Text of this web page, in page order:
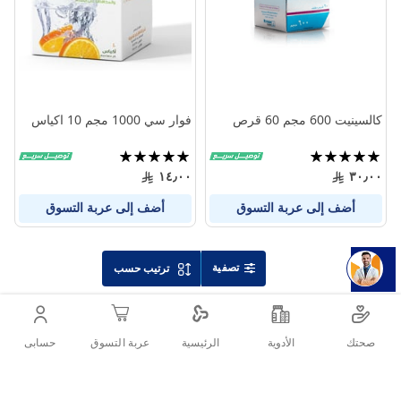
ترتيب حسب
كالسينيت 600 مجم 60 قرص
تقييم:
100%
٣٠٫٠٠
أضف إلى عربة التسوق
فوار سي 1000 مجم 10 اكياس
تقييم:
100%
١٤٫٠٠
أضف إلى عربة التسوق
تصفية
صحتك الأدوية الرئيسية عربة التسوق حسابى